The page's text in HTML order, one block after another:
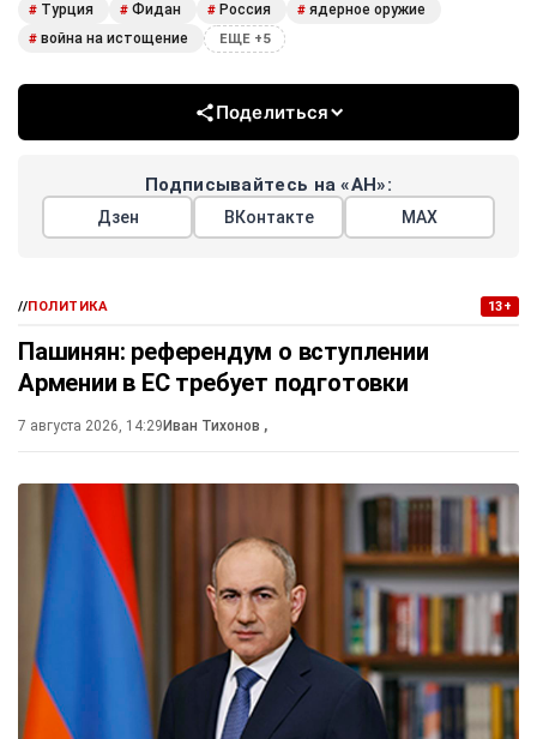
# Турция # Фидан # Россия # ядерное оружие
# война на истощение ЕЩЕ +5
Поделиться
Подписывайтесь на «АН»:
Дзен ВКонтакте МАХ
//ПОЛИТИКА 13+
Пашинян: референдум о вступлении
Армении в ЕС требует подготовки
7 августа 2026, 14:29 Иван Тихонов ,